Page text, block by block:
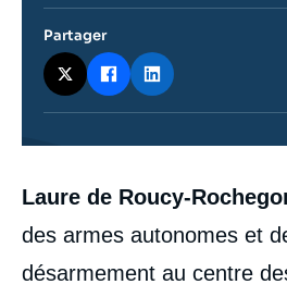
Contenu
intervention
médiatique
Laure de Roucy-
des armes autonomes et
désarmement au centre
Partager